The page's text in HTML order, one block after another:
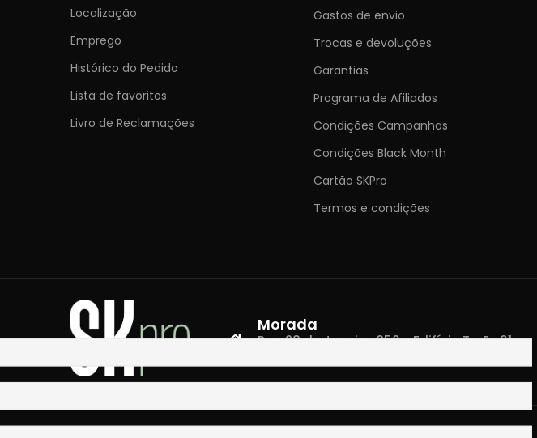
Localização
Emprego
Histórico do Pedido
Lista de favoritos
Livro de Reclamações
Gastos de envio
Trocas e devoluções
Garantias
Programa de Afiliados
Condições Campanhas
Condições Black Month
Cartão SKPro
Termos e condições
Morada
Rua 28 de Janeiro, 350 - Edifício T - Fr. 01